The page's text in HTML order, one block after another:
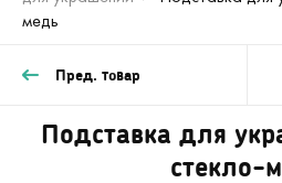
медь
Пред. товар
Подставка для
стекло-